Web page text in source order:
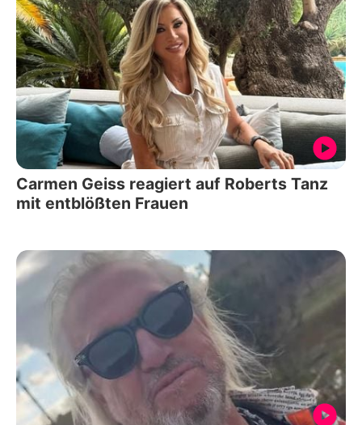
Carmen Geiss reagiert auf Roberts Tanz
mit entblößten Frauen